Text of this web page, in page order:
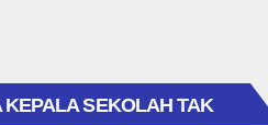
SEKOLAH TAK